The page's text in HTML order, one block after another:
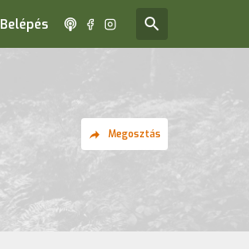
Belépés
Megosztás